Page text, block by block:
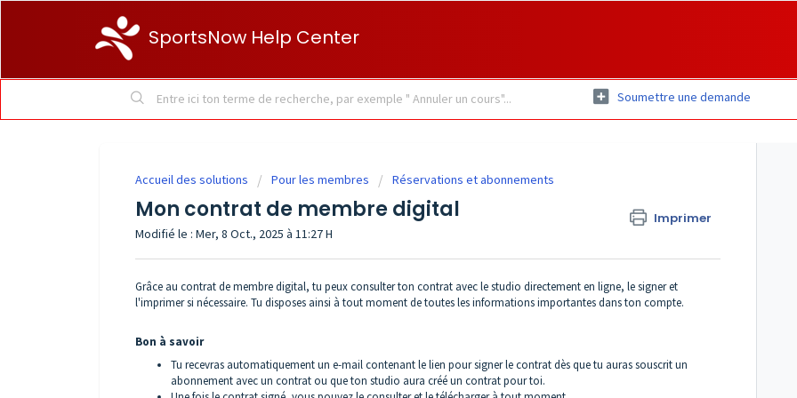
SportsNow Help Center
Soumettre une demande
Accueil des solutions Pour les membres Réservations et abonnements
Mon contrat de membre digital Imprimer
Modifié le : Mer, 8 Oct., 2025 à 11:27 H
Grâce au contrat de membre digital, tu peux consulter ton contrat avec le studio directement en ligne, le signer et
l'imprimer si nécessaire. Tu disposes ainsi à tout moment de toutes les informations importantes dans ton compte.
Bon à savoir
Tu recevras automatiquement un e-mail contenant le lien pour signer le contrat dès que tu auras souscrit un
abonnement avec un contrat ou que ton studio aura créé un contrat pour toi.